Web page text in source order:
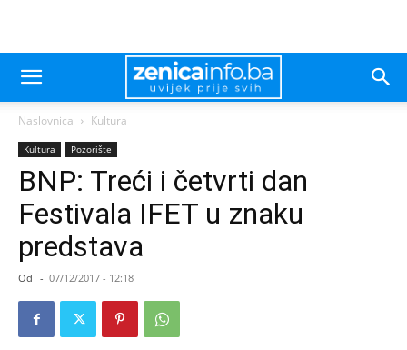
Naslovnica Kultura
Kultura Pozorište
BNP: Treći i četvrti dan
Festivala IFET u znaku
predstava
Od - 07/12/2017 - 12:18